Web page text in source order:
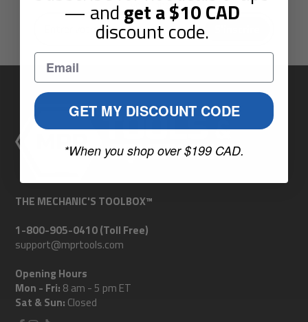
your inbox.
THE MECHANIC'S TOOLBOX™
1-800-905-0410 (Toll Free)
support@mprtools.com
Opening Hours
Mon - Fri: 8 am - 5 pm ET
Sat & Sun: Closed
— andget a$10CAD
discount code.
GET MY DISCOUNT CODE
*When you shop over $199 CAD.